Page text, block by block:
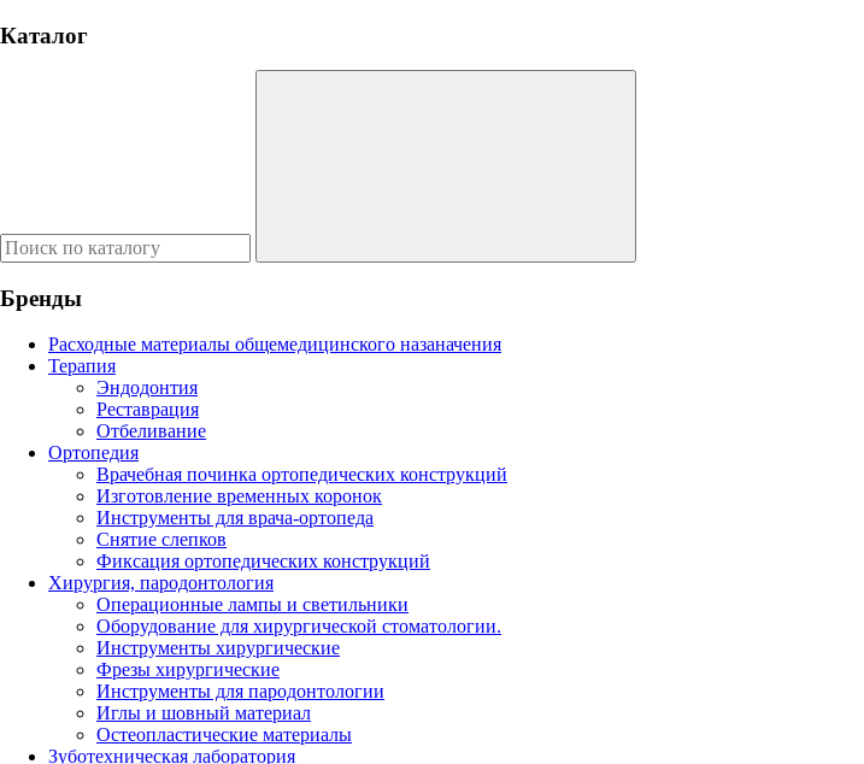
Каталог
Бренды
Расходные материалы общемедицинского назаначения
Терапия
Эндодонтия
Реставрация
Отбеливание
Ортопедия
Врачебная починка ортопедических конструкций
Изготовление временных коронок
Инструменты для врача-ортопеда
Снятие слепков
Фиксация ортопедических конструкций
Хирургия, пародонтология
Операционные лампы и светильники
Оборудование для хирургической стоматологии.
Инструменты хирургические
Фрезы хирургические
Инструменты для пародонтологии
Иглы и шовный материал
Остеопластические материалы
Зуботехническая лаборатория